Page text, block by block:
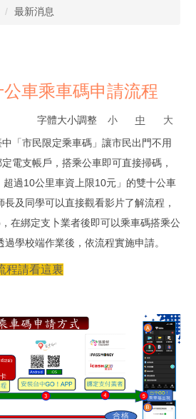
最新消息
公車乘車碼申請流程
字體大小調整 小 中
大
「市民限定乘車碼」讓市民出門不用
電支帳戶，搭乘公車即可直接掃碼，
過10公里車資上限10元」的雙十公車
及同學可以直接觀看影片了解流程，
在綁定支卜業者後即可以乘車碼搭乘公
學校端作業後，依流程實施申請。
程請看這裏